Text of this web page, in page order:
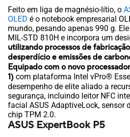
Feito em liga de magnésio-lítio, o
OLED é o notebook empresarial
mundo, pesando apenas 990 g.
MIL-STD 810H e incorpora um
utilizando processos de
desperdício e emissões de
Equipado com o novo
1) com plataforma Intel vPro®
desempenho de elite aliado a
segurança, incluindo leitor NFC
facial ASUS AdaptiveLock, sensor
chip TPM 2.0.
ASUS ExpertBook P5